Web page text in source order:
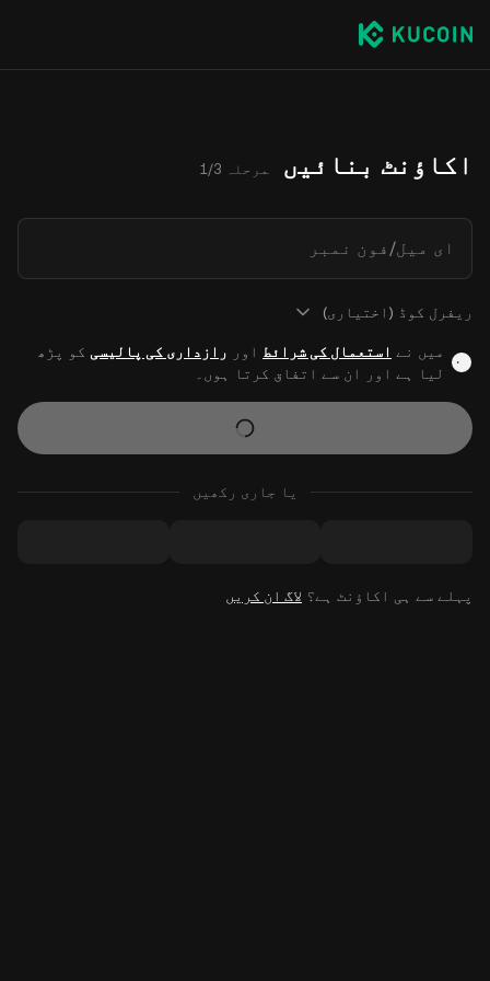
اکاؤنٹ بنائیں مرحلہ 1/3
ای میل/فون نمبر
ریفرل کوڈ (اختیاری)
میں نے استعمال کی شرائط اور رازداری کی پالیسی کو پڑھ
لیا ہے اور ان سے اتفاق کرتا ہوں۔
یا جاری رکھیں
پہلے سے ہی اکاؤنٹ ہے؟ لاگ ان کریں